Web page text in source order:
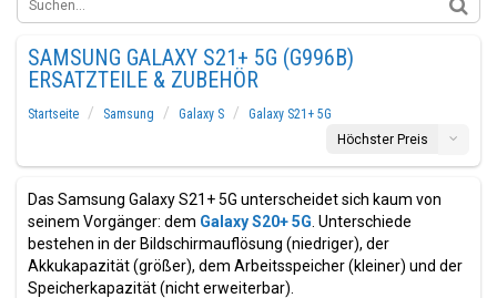
SAMSUNG GALAXY S21+ 5G (G996B)
ERSATZTEILE & ZUBEHÖR
Startseite Samsung Galaxy S
Galaxy S21+ 5G
Höchster Preis
Das Samsung Galaxy S21+ 5G unterscheidet sich kaum von
seinem Vorgänger: dem Galaxy S20+ 5G . Unterschiede
bestehen in der Bildschirmauflösung (niedriger), der
Akkukapazität (größer), dem Arbeitsspeicher (kleiner) und der
Speicherkapazität (nicht erweiterbar).